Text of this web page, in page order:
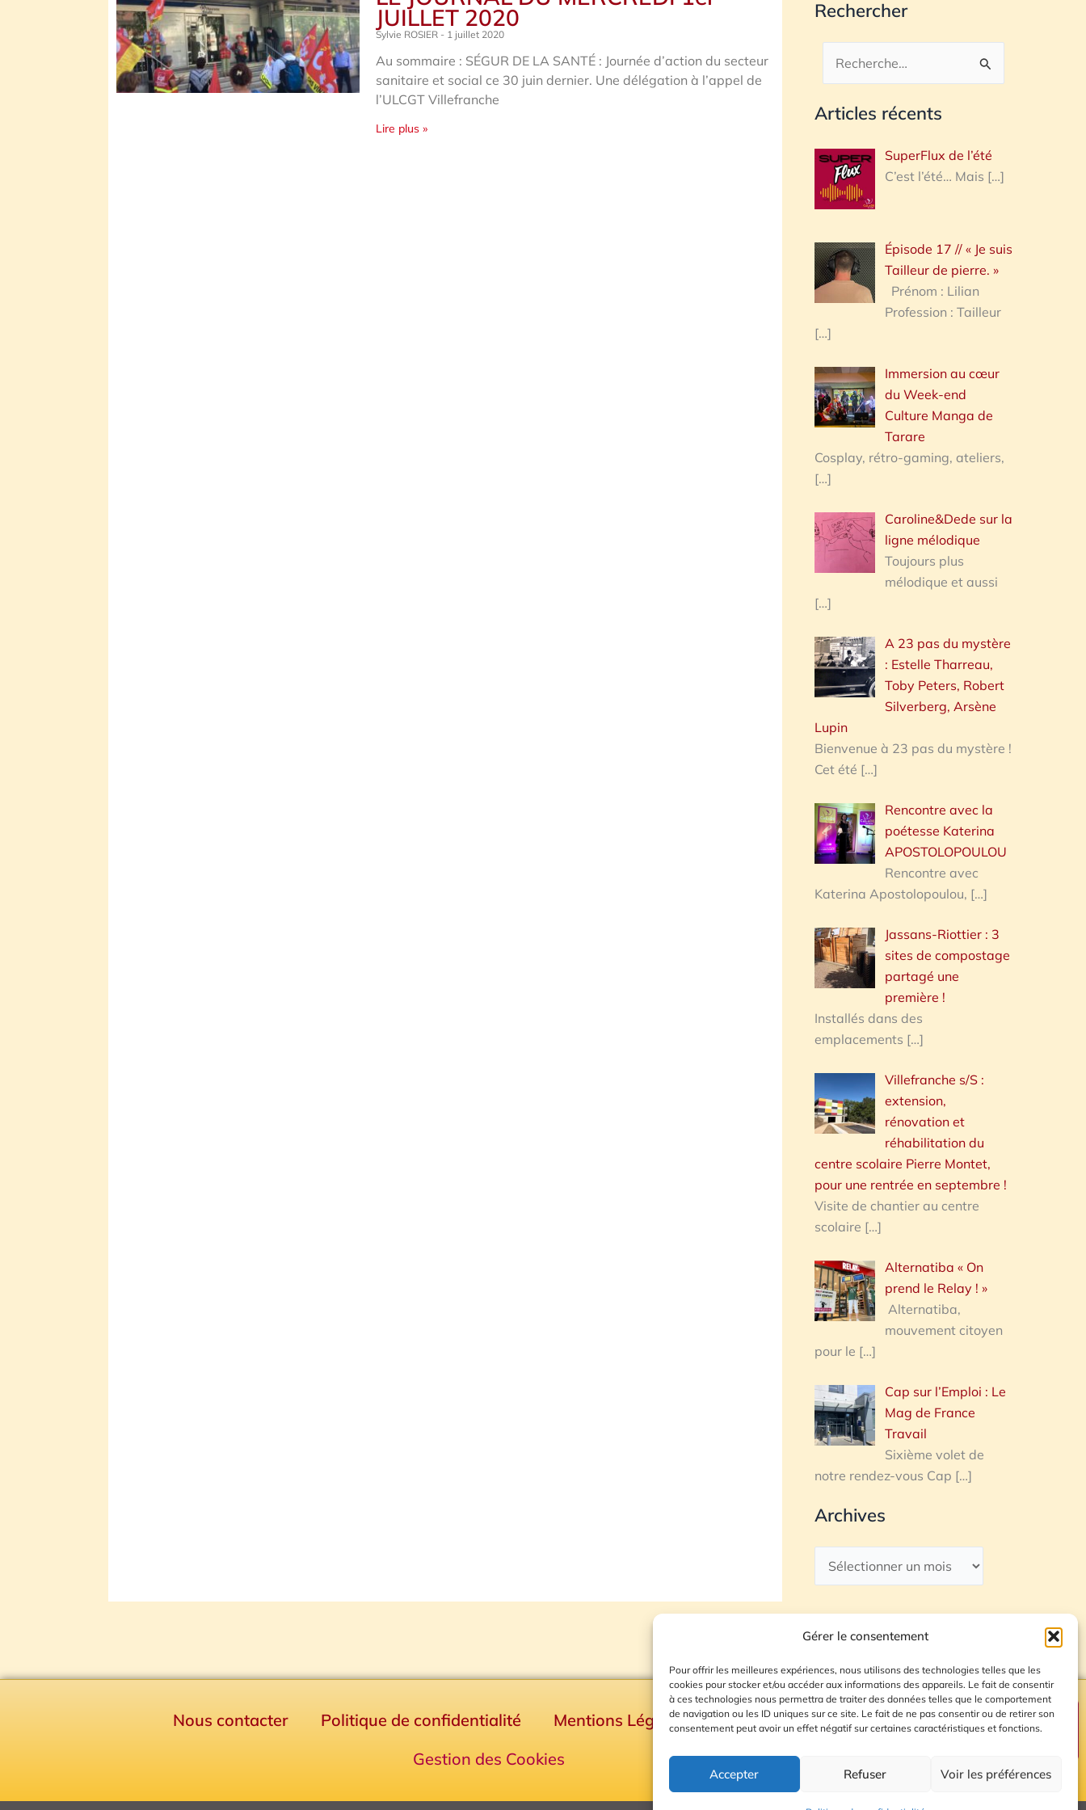
Gérer le consentement
Pour offrir les meilleures expériences, nous utilisons des technologies telles que les
cookies pour stocker et/ou accéder aux informations des appareils. Le fait de consentir
à ces technologies nous permettra de traiter des données telles que le comportement
de navigation ou les ID uniques sur ce site. Le fait de ne pas consentir ou de retirer son
consentement peut avoir un effet négatif sur certaines caractéristiques et fonctions.
Accepter Refuser Voir les préférences
JUILLET 2020
Sylvie ROSIER 1 juillet 2020
Au sommaire : SÉGUR DE LA SANTÉ : Journée d’action du secteur
sanitaire et social ce 30 juin dernier. Une délégation à l’appel de
l’ULCGT Villefranche
Lire plus »
Rechercher
Rechercher :
Articles récents
SuperFlux de l’été
C’est l’été… Mais […]
Épisode 17 // « Je suis
Tailleur de pierre. »
Prénom : Lilian
Profession : Tailleur
[…]
Immersion au cœur
du Week-end
Culture Manga de
Tarare
Cosplay, rétro-gaming, ateliers,
[…]
Caroline&Dede sur la
ligne mélodique
Toujours plus
mélodique et aussi
[…]
A 23 pas du mystère
: Estelle Tharreau,
Toby Peters, Robert
Silverberg, Arsène
Lupin
Bienvenue à 23 pas du mystère !
Cet été […]
Rencontre avec la
poétesse Katerina
APOSTOLOPOULOU
Rencontre avec
Katerina Apostolopoulou, […]
Jassans-Riottier : 3
sites de compostage
partagé une
première !
Installés dans des
emplacements […]
Villefranche s/S :
extension,
rénovation et
réhabilitation du
centre scolaire Pierre Montet,
pour une rentrée en septembre !
Visite de chantier au centre
scolaire […]
Alternatiba « On
prend le Relay ! »
Alternatiba,
mouvement citoyen
pour le […]
Cap sur l’Emploi : Le
Mag de France
Travail
Sixième volet de
notre rendez-vous Cap […]
Archives
Nous contacter Politique de confidentialité Mentions Légales
Plan du site
Gestion des Cookies